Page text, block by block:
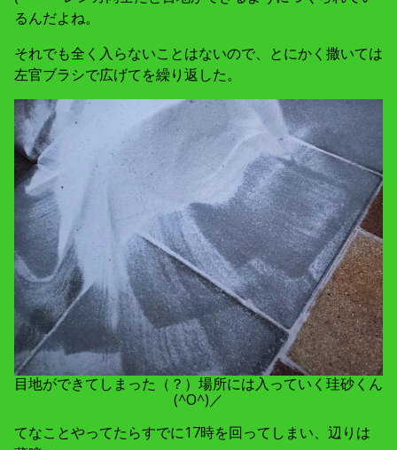
るんだよね。
それでも全く入らないことはないので、とにかく撒いては
左官ブラシで広げてを繰り返した。
目地ができてしまった（？）場所には入っていく珪砂くん
(^O^)／
てなことやってたらすでに17時を回ってしまい、辺りは